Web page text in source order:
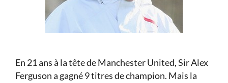
En 21 ans à la tête de Manchester United, Sir Alex
Ferguson a gagné 9 titres de champion. Mais la